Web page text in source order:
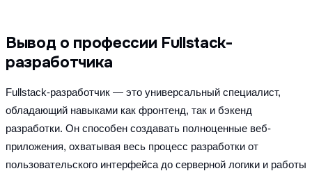
Вывод о профессии Fullstack-
разработчика
Fullstack-разработчик — это универсальный специалист,
обладающий навыками как фронтенд, так и бэкенд
разработки. Он способен создавать полноценные веб-
приложения, охватывая весь процесс разработки от
пользовательского интерфейса до серверной логики и работы